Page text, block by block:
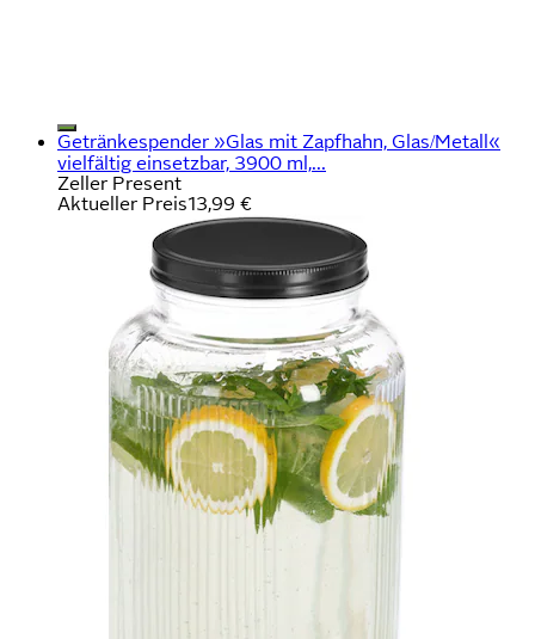
Getränkespender »Glas mit Zapfhahn, Glas/Metall«
vielfältig einsetzbar, 3900 ml,...
Zeller Present
Aktueller Preis13,99 €